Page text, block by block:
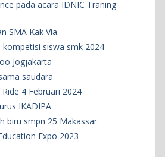
pada acara IDNIC Traning
SMA Kak Via
kompetisi siswa smk 2024
Jogjakarta
saudara
4 Februari 2024
IKADIPA
biru smpn 25 Makassar.
Expo 2023